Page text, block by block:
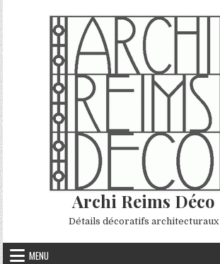
Skip to content
Archi Reims Déco
Détails décoratifs architecturaux
MENU